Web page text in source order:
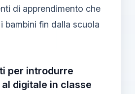
di apprendimento che
bambini fin dalla scuola
per introdurre
digitale in classe